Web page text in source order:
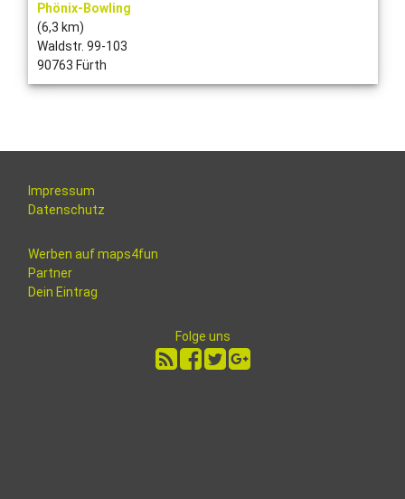
Phönix-Bowling
(6,3 km)
Waldstr. 99-103
90763 Fürth
Impressum
Datenschutz
Werben auf maps4fun
Partner
Dein Eintrag
Folge uns